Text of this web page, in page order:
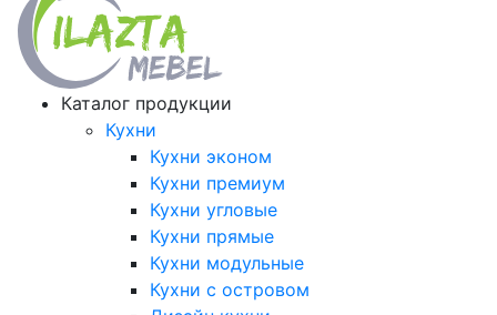
Каталог продукции
Кухни
Кухни эконом
Кухни премиум
Кухни угловые
Кухни прямые
Кухни модульные
Кухни с островом